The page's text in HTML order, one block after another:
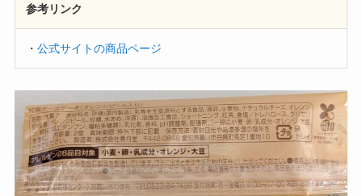
参考リンク
・公式サイトの商品ページ